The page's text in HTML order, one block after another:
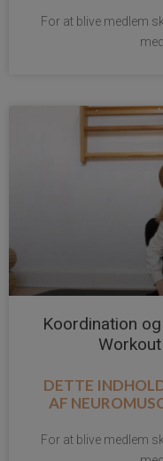
For at blive medlem
Koordination
DETTE
AF
For at blive medlem